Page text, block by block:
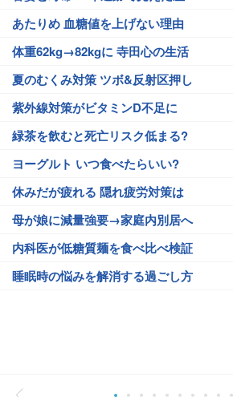
あたりめ 血糖値を上げない理由
体重62kg→82kgに 寺田心の生活
夏のむくみ対策 ツボ&反射区押し
紫外線対策がビタミンD不足に
緑茶を飲むと死亡リスク低まる?
ヨーグルト いつ食べたらいい?
休みだが疲れる 隠れ疲労対策は
母が娘に減量強要→家庭内別居へ
内科医が低糖質麺を食べ比べ検証
睡眠時の悩みを解消する過ごし方